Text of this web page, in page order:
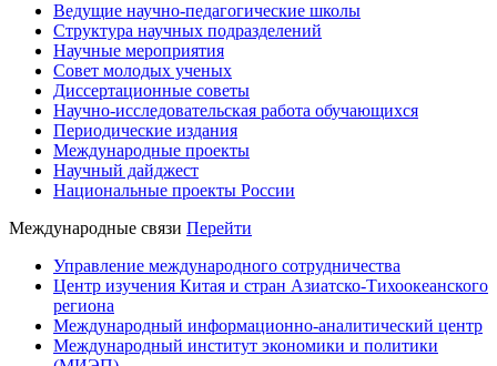
Ведущие научно-педагогические школы
Структура научных подразделений
Научные мероприятия
Совет молодых ученых
Диссертационные советы
Научно-исследовательская работа обучающихся
Периодические издания
Международные проекты
Научный дайджест
Национальные проекты России
Международные связи Перейти
Управление международного сотрудничества
Центр изучения Китая и стран Азиатско-Тихоокеанского
региона
Международный информационно-аналитический центр
Международный институт экономики и политики